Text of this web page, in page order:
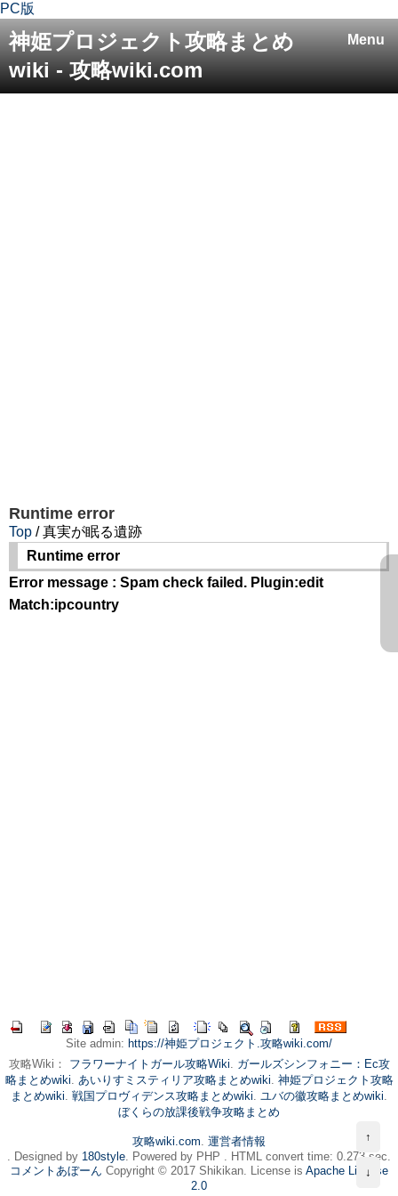
PC版
Menu
神姫プロジェクト攻略まとめ
wiki - 攻略wiki.com
Runtime error
Top / 真実が眠る遺跡
Runtime error
Error message : Spam check failed. Plugin:edit
Match:ipcountry
Site admin: https://神姫プロジェクト.攻略wiki.com/
攻略Wiki： フラワーナイトガール攻略Wiki. ガールズシンフォニー：Ec攻
略まとめwiki. あいりすミスティリア攻略まとめwiki. 神姫プロジェクト攻略
まとめwiki. 戦国プロヴィデンス攻略まとめwiki. ユバの徽攻略まとめwiki.
ぼくらの放課後戦争攻略まとめ
攻略wiki.com. 運営者情報
. Designed by 180style. Powered by PHP . HTML convert time: 0.273 sec.
コメントあぼーん Copyright © 2017 Shikikan. License is Apache License
2.0
↑
↓